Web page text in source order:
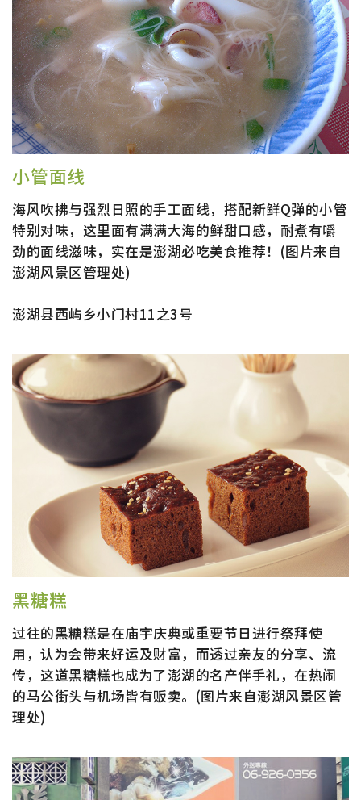
小管面线
海风吹拂与强烈日照的手工面线，搭配新鲜Q弹的小管
特别对味，这里面有满满大海的鲜甜口感，耐煮有嚼
劲的面线滋味，实在是澎湖必吃美食推荐！(图片来自
澎湖风景区管理处)
澎湖县西屿乡小门村11之3号
黑糖糕
过往的黑糖糕是在庙宇庆典或重要节日进行祭拜使
用，认为会带来好运及财富，而透过亲友的分享、流
传，这道黑糖糕也成为了澎湖的名产伴手礼，在热闹
的马公街头与机场皆有贩卖。(图片来自澎湖风景区管
理处)